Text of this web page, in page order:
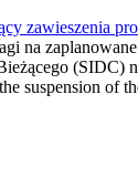
zawieszenia
na
(SIDC)
suspension of